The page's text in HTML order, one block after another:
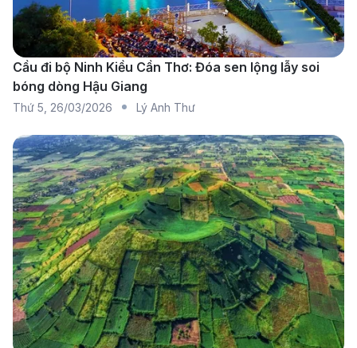
gần sân bay như:
Quảng trường Thời Đại.
Cầu Brooklyn - Biểu tượng kiến trúc nổi tiếng của
thành phố.
đô thị sầm uất.
Thông tin quy định về hành lý
Những vật phẩm không được phép mang theo
trên chuyến bay đến New York
Để đảm bảo an ninh hàng không, Cục An ninh Vận tải
Mỹ (TSA) cấm mang theo các vật phẩm sau trên mọi
chuyến bay đến New York:
Vật liệu nổ, chất gây cháy (pháo hoa, xăng dầu,
Cầu đi bộ Ninh Kiều Cần Thơ: Đóa sen lộng lẫy soi
bóng dòng Hậu Giang
Thứ 5 26/03/2026 Lý Anh Thư